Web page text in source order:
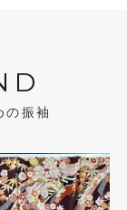
の振袖